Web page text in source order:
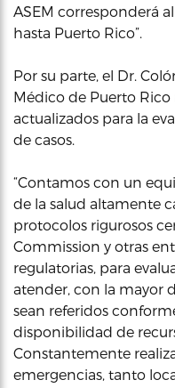
ASEM corresponderá
hasta Puerto Rico”.
Por su parte, el Dr.
Médico de Puerto
actualizados para la
de casos.
“Contamos con un
de la salud altamente
protocolos rigurosos
Commission y otras
regulatorias, para
atender, con la mayor
sean referidos
disponibilidad de
Constantemente
emergencias, tanto